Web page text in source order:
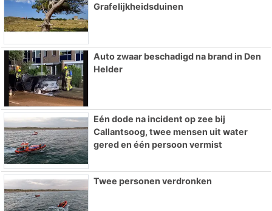
Grafelijkheidsduinen
Auto zwaar beschadigd na brand in Den
Helder
Eén dode na incident op zee bij
Callantsoog, twee mensen uit water
gered en één persoon vermist
Twee personen verdronken